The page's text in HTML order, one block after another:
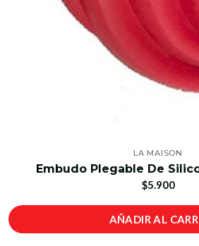
LA MAISON
Embudo Plegable De
$5.900
AÑADIR AL